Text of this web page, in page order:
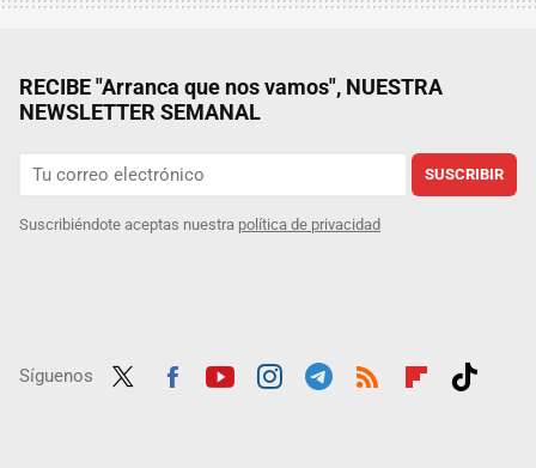
RECIBE "Arranca que nos vamos", NUESTRA
NEWSLETTER SEMANAL
SUSCRIBIR
Suscribiéndote aceptas nuestra política de privacidad
Síguenos